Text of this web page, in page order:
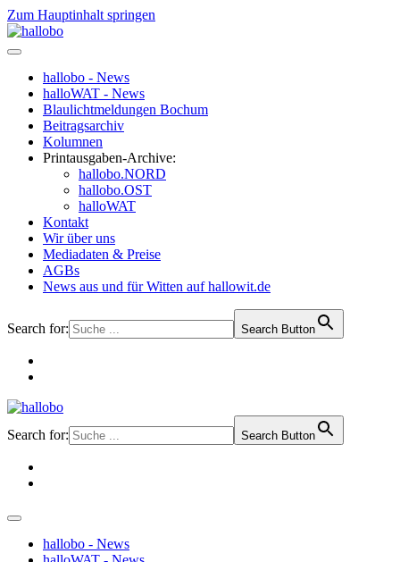
Zum Hauptinhalt springen
hallobo - News
halloWAT - News
Blaulichtmeldungen Bochum
Beitragsarchiv
Kolumnen
Printausgaben-Archive:
hallobo.NORD
hallobo.OST
halloWAT
Kontakt
Wir über uns
Mediadaten & Preise
AGBs
News aus und für Witten auf hallowit.de
Search for: Search Button
Search for: Search Button
hallobo - News